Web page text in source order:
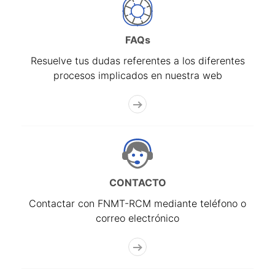
FAQs
Resuelve tus dudas referentes a los diferentes
procesos implicados en nuestra web
CONTACTO
Contactar con FNMT-RCM mediante teléfono o
correo electrónico